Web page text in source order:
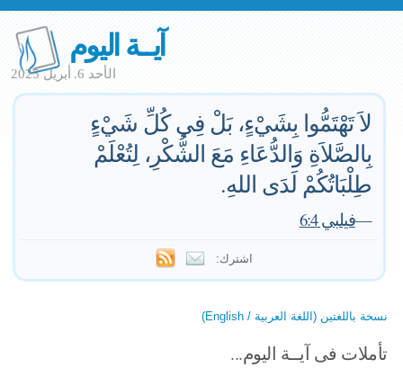
آيــة اليوم
الأحد 6. أبريل 2025
لاَ تَهْتَمُّوا بِشَيْءٍ، بَلْ فِي كُلِّ شَيْءٍ
بِالصَّلاَةِ وَالدُّعَاءِ مَعَ الشُّكْرِ، لِتُعْلَمْ
طِلْبَاتُكُمْ لَدَى اللهِ.
—فيلبي 6:4
اشترك:
نسخة باللغتين (اللغة العربية / English)
تأملات فى آيــة اليوم...